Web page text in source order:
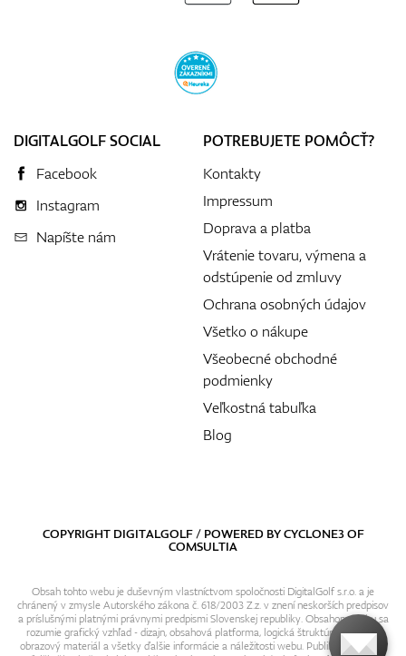
DIGITALGOLF SOCIAL
Facebook
Instagram
Napíšte nám
POTREBUJETE POMÔCŤ?
Kontakty
Impressum
Doprava a platba
Vrátenie tovaru, výmena a
odstúpenie od zmluvy
Ochrana osobných údajov
Všetko o nákupe
Všeobecné obchodné
podmienky
Veľkostná tabuľka
Blog
COPYRIGHT DIGITALGOLF / POWERED BYCYCLONE3OF
COMSULTIA
Obsah tohto webu je duševným vlastníctvom spoločnosti DigitalGolf s.r.o. a je
chránený v zmysle Autorského zákona č. 618/2003 Z.z. v znení neskorších predpisov
a príslušnými platnými právnymi predpismi Slovenskej republiky. Obsahom webu sa
rozumie grafický vzhľad - dizajn, obsahová platforma, logická štruktúra, textový i
obrazový materiál a všetky ďalšie informácie a náležitosti webu. Publikovanie resp.